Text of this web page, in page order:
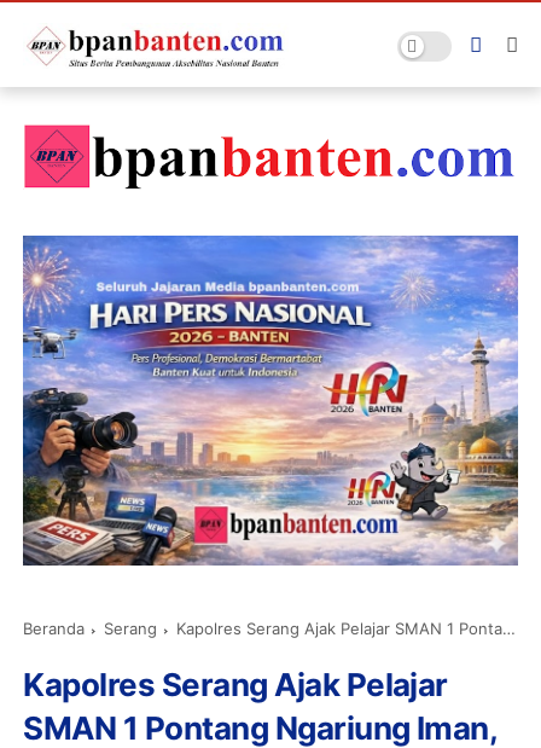
Beranda Serang Kapolres Serang Ajak Pelajar SMAN 1 Pontang Ngariung Iman, Tanamkan Karakter dan Disiplin
Kapolres Serang Ajak Pelajar
SMAN 1 Pontang Ngariung Iman,